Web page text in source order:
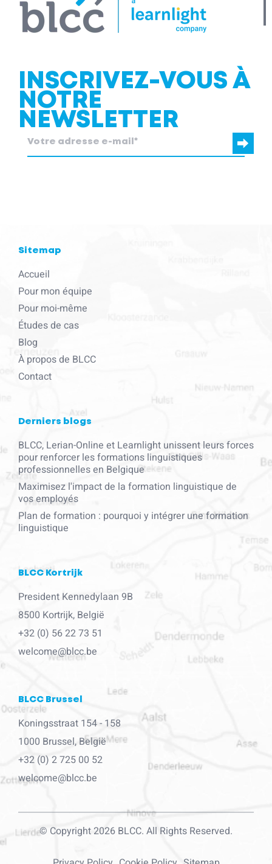
INSCRIVEZ-VOUS À
NOTRE
NEWSLETTER
Sitemap
Accueil
Pour mon équipe
Pour moi-même
Études de cas
Blog
À propos de BLCC
Contact
Derniers blogs
BLCC, Lerian-Online et Learnlight unissent leurs forces
pour renforcer les formations linguistiques
professionnelles en Belgique
Maximisez l'impact de la formation linguistique de
vos employés
Plan de formation : pourquoi y intégrer une formation
linguistique
BLCC Kortrijk
President Kennedylaan 9B
8500 Kortrijk, België
+32 (0) 56 22 73 51
welcome@blcc.be
BLCC Brussel
Koningsstraat 154 - 158
1000 Brussel, België
+32 (0) 2 725 00 52
welcome@blcc.be
© Copyright 2026 BLCC. All Rights Reserved.